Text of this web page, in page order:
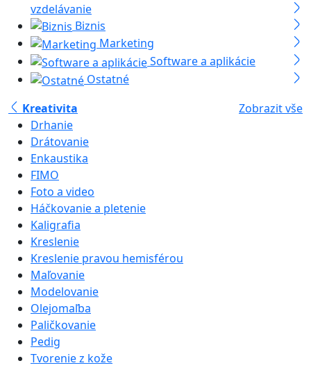
vzdelávanie
Biznis
Marketing
Software a aplikácie
Ostatné
Kreativita
Zobrazit vše
Drhanie
Drátovanie
Enkaustika
FIMO
Foto a video
Háčkovanie a pletenie
Kaligrafia
Kreslenie
Kreslenie pravou hemisférou
Maľovanie
Modelovanie
Olejomaľba
Paličkovanie
Pedig
Tvorenie z kože